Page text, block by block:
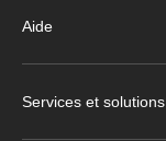
Aide
Services et solutions